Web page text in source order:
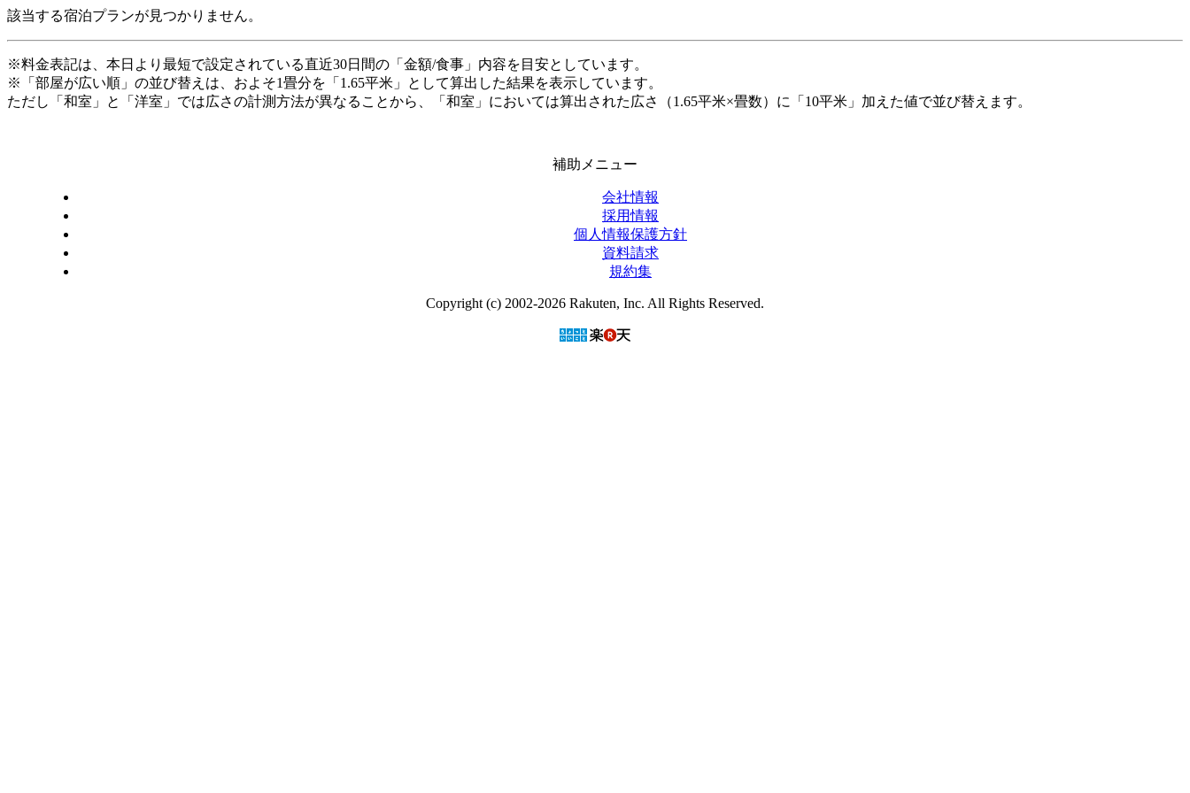
該当する宿泊プランが見つかりません。
※料金表記は、本日より最短で設定されている直近30日間の「金額/食事」内容を目安としています。
※「部屋が広い順」の並び替えは、およそ1畳分を「1.65平米」として算出した結果を表示しています。
ただし「和室」と「洋室」では広さの計測方法が異なることから、「和室」においては算出された広さ（1.65平米×畳数）に「10平米」加えた値で並び替えます。
補助メニュー
会社情報
採用情報
個人情報保護方針
資料請求
規約集
Copyright (c) 2002-2026 Rakuten, Inc. All Rights Reserved.